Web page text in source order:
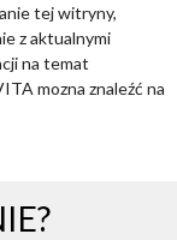
tej witryny,
z aktualnymi
na temat
mozna znaleźć na